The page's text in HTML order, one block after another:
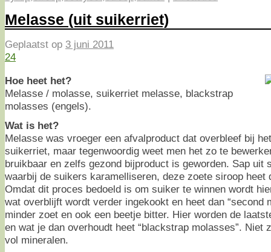
Melasse (uit suikerriet)
Geplaatst op 3 juni 2011
24
Hoe heet het?
Melasse / molasse, suikerriet melasse, blackstrap
molasses (engels).
Wat is het?
Melasse was vroeger een afvalproduct dat overbleef bij
suikerriet, maar tegenwoordig weet men het zo te
bruikbaar en zelfs gezond bijproduct is geworden. Sap uit
waarbij de suikers karamelliseren, deze zoete siroop heet
Omdat dit proces bedoeld is om suiker te winnen wordt
wat overblijft wordt verder ingekookt en heet dan “second
minder zoet en ook een beetje bitter. Hier worden de
en wat je dan overhoudt heet “blackstrap molasses”. Niet
vol mineralen.